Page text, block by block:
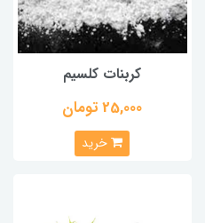
کربنات کلسیم
25,000 تومان
خرید